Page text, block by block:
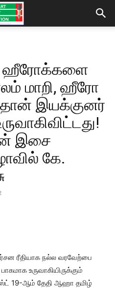
ஹீரோக்களை
மாறி, ஹீரோ
இயக்குனர்
இசை
கே.
ரீதியாக நல்ல வரவேற்பை
உருவாகியிருக்கும்
19-ஆம் தேதி ஆஹா தமிழ்